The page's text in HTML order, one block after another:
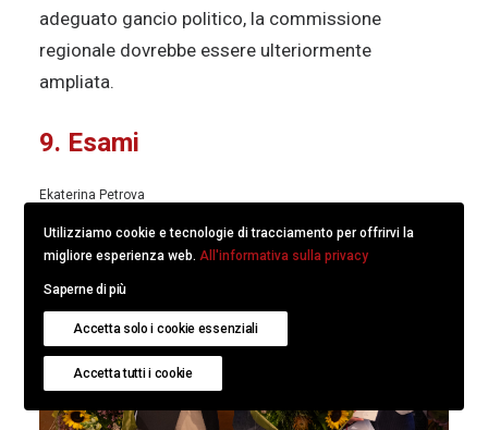
adeguato gancio politico, la commissione
regionale dovrebbe essere ulteriormente
ampliata.
9. Esami
Ekaterina Petrova
Utilizziamo cookie e tecnologie di tracciamento per offrirvi la
migliore esperienza web.All'informativa sulla privacy
Saperne di più
Accetta solo i cookie essenziali
Accetta tutti i cookie